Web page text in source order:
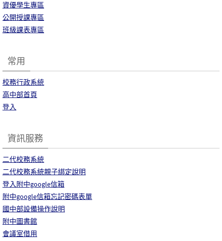
資優學生專區
公開授課專區
班級課表專區
常用
校務行政系統
高中部首頁
登入
資訊服務
二代校務系統
二代校務系統親子綁定說明
登入附中google信箱
附中google信箱忘記密碼表單
國中部設備操作說明
附中圖書館
會議室借用